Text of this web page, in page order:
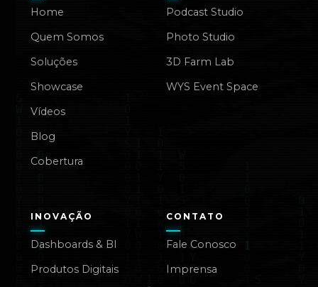
Home
Quem Somos
Soluções
Showcase
Vídeos
Blog
Cobertura
Podcast Studio
Photo Studio
3D Farm Lab
WYS Event Space
INOVAÇÃO
Dashboards & BI
Produtos Digitais
CONTATO
Fale Conosco
Imprensa